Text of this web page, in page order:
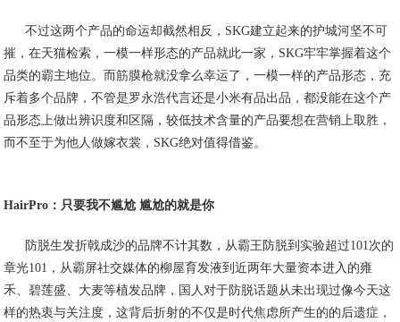
不过这两个产品的命运却截然相反，SKG建立起来的护城河坚不可
摧，在天猫检索，一模一样形态的产品就此一家，SKG牢牢掌握着这个
品类的霸主地位。而筋膜枪就没拿么幸运了，一模一样的产品形态，充
斥着多个品牌，不管是罗永浩代言还是小米有品出品，都没能在这个产
品形态上做出辨识度和区隔，较低技术含量的产品要想在营销上取胜，
而不至于为他人做嫁衣裳，SKG绝对值得借鉴。
HairPro：只要我不尴尬 尴尬的就是你
防脱生发折戟成沙的品牌不计其数，从霸王防脱到实验超过101次的
章光101，从霸屏社交媒体的柳屋育发液到近两年大量资本进入的雍
禾、碧莲盛、大麦等植发品牌，国人对于防脱话题从未出现过像今天这
样的热衷与关注度，这背后折射的不仅是时代焦虑所产生的的后遗症，